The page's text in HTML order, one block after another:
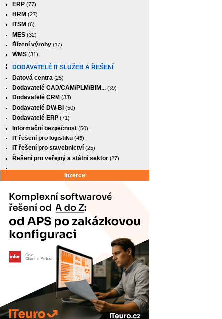
ERP (77)
HRM (27)
ITSM (6)
MES (32)
Řízení výroby (37)
WMS (31)
DODAVATELÉ IT SLUŽEB A ŘEŠENÍ
Datová centra (25)
Dodavatelé CAD/CAM/PLM/BIM... (39)
Dodavatelé CRM (33)
Dodavatelé DW-BI (50)
Dodavatelé ERP (71)
Informační bezpečnost (50)
IT řešení pro logistiku (45)
IT řešení pro stavebnictví (25)
Řešení pro veřejný a státní sektor (27)
Inzerce